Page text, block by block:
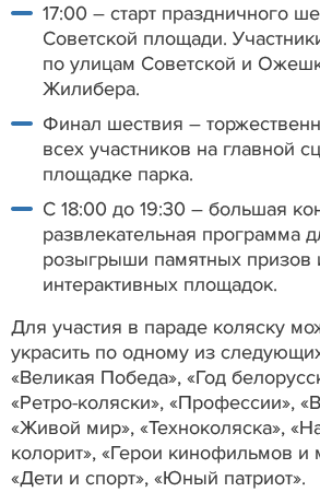
17:00 – старт праздничного
Советской площади.
по улицам Советской и
Жилибера.
Финал шествия –
всех участников на главной
площадке парка.
С 18:00 до 19:30 – большая
развлекательная программа
розыгрыши памятных призов
интерактивных площадок.
Для участия в параде коляску
украсить по одному из
«Великая Победа», «Год
«Ретро-коляски», «Профессии»,
«Живой мир», «Техноколяска»,
колорит», «Герои кинофильмов и
«Дети и спорт», «Юный патриот».